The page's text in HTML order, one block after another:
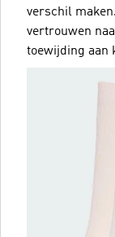
verschil
vertrouwen
toewijding aan